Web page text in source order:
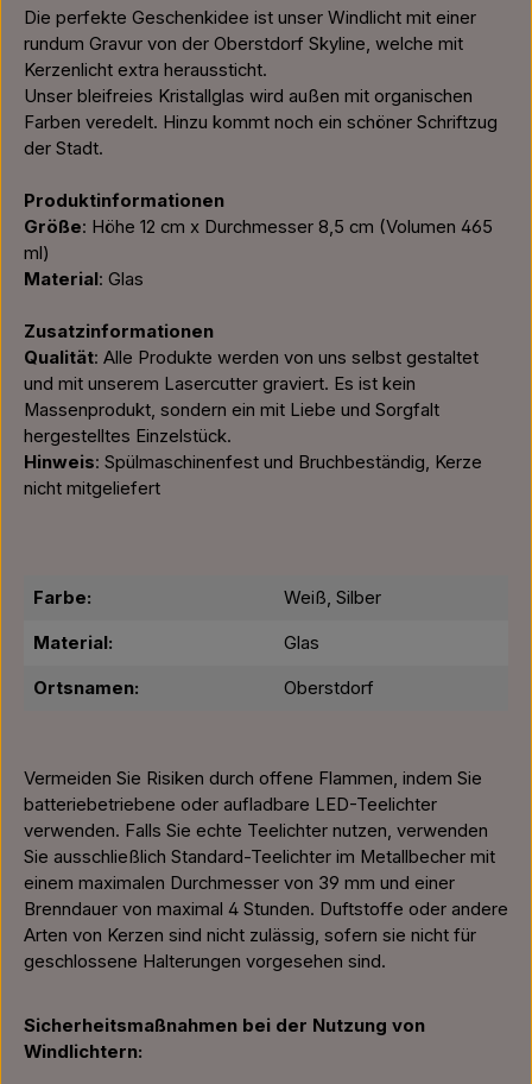
Die perfekte Geschenkidee ist unser Windlicht mit einer
rundum Gravur von der Oberstdorf Skyline, welche mit
Kerzenlicht extra heraussticht.
Unser bleifreies Kristallglas wird außen mit organischen
Farben veredelt. Hinzu kommt noch ein schöner Schriftzug
der Stadt.
Produktinformationen
Größe: Höhe 12 cm x Durchmesser 8,5 cm (Volumen 465
ml)
Material: Glas
Zusatzinformationen
Qualität: Alle Produkte werden von uns selbst gestaltet
und mit unserem Lasercutter graviert. Es ist kein
Massenprodukt, sondern ein mit Liebe und Sorgfalt
hergestelltes Einzelstück.
Hinweis: Spülmaschinenfest und Bruchbeständig, Kerze
nicht mitgeliefert
Farbe: Weiß, Silber
Material: Glas
Ortsnamen: Oberstdorf
Vermeiden Sie Risiken durch offene Flammen, indem Sie
batteriebetriebene oder aufladbare LED-Teelichter
verwenden. Falls Sie echte Teelichter nutzen, verwenden
Sie ausschließlich Standard-Teelichter im Metallbecher mit
einem maximalen Durchmesser von 39 mm und einer
Brenndauer von maximal 4 Stunden. Duftstoffe oder andere
Arten von Kerzen sind nicht zulässig, sofern sie nicht für
geschlossene Halterungen vorgesehen sind.
Sicherheitsmaßnahmen bei der Nutzung von
Windlichtern: